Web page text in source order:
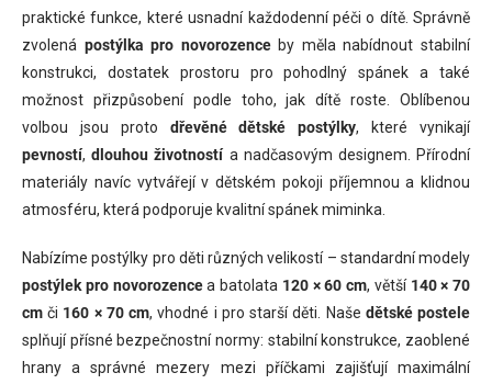
praktické funkce, které usnadní každodenní péči o dítě. Správně
zvolená postýlka pro novorozenceby měla nabídnout stabilní
konstrukci, dostatek prostoru pro pohodlný spánek a také
možnost přizpůsobení podle toho, jak dítě roste. Oblíbenou
volbou jsou proto dřevěné dětské postýlky, které vynikají
pevností,dlouhou životnostía nadčasovým designem. Přírodní
materiály navíc vytvářejí v dětském pokoji příjemnou a klidnou
atmosféru, která podporuje kvalitní spánek miminka.
Nabízíme postýlky pro děti různých velikostí – standardní modely
postýlek pro novorozencea batolata 120 × 60 cm, větší 140 × 70
cm či 160 × 70 cm, vhodné i pro starší děti. Naše dětské postele
splňují přísné bezpečnostní normy: stabilní konstrukce, zaoblené
hrany a správné mezery mezi příčkami zajišťují maximální